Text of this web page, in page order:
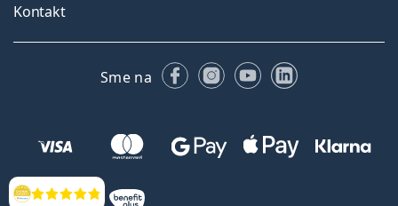
Hodnotenia
Kontakt
Sme na FacebookuInstagrame
YouTubeLinkedIn